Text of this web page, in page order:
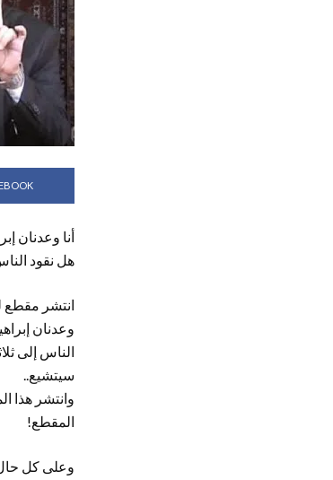
أنا وعدنان
هل نقود
انتشر مقطع
وعدنان
الناس إلى
سيتشيع..
وانتشر هذا
المقطع!
وعلى كل